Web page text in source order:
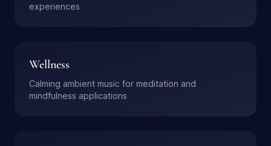
experiences
Wellness
Calming ambient music for meditation and
mindfulness applications